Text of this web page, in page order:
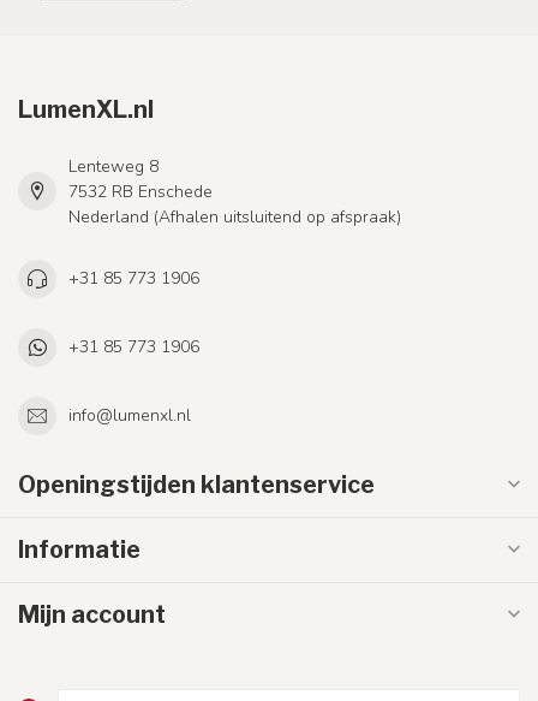
LumenXL.nl
Lenteweg 8
7532 RB Enschede
Nederland (Afhalen uitsluitend op afspraak)
+31 85 773 1906
+31 85 773 1906
info@lumenxl.nl
Openingstijden klantenservice
Informatie
Mijn account